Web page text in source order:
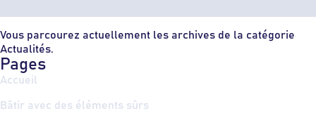
Vous parcourez actuellement les archives de la catégorie
Actualités.
Pages
Accueil
Bâtir avec des éléments sûrs